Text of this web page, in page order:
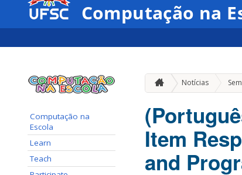
Computação na
Computação na
Escola
Learn
Teach
Notícias
Item
and